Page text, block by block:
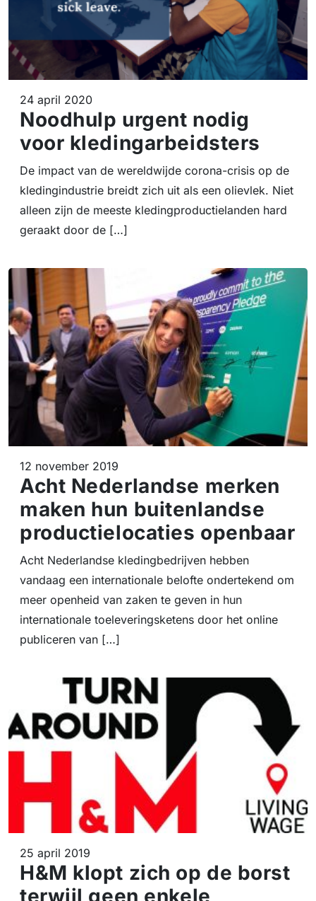
24 april 2020
Noodhulp urgent nodig
voor kledingarbeidsters
De impact van de wereldwijde corona-crisis op de
kledingindustrie breidt zich uit als een olievlek. Niet
alleen zijn de meeste kledingproductielanden hard
geraakt door de […]
12 november 2019
Acht Nederlandse merken
maken hun buitenlandse
productielocaties openbaar
Acht Nederlandse kledingbedrijven hebben
vandaag een internationale belofte ondertekend om
meer openheid van zaken te geven in hun
internationale toeleveringsketens door het online
publiceren van […]
25 april 2019
H&M klopt zich op de borst